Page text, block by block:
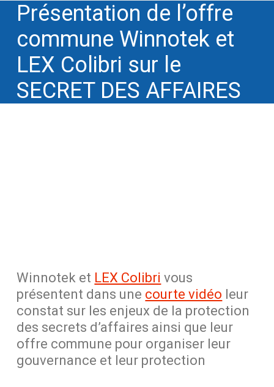
Présentation de l’offre
commune Winnotek et
LEX Colibri sur le
SECRET DES AFFAIRES
Winnotek et LEX Colibri vous
présentent dans une courte vidéo leur
constat sur les enjeux de la protection
des secrets d’affaires ainsi que leur
offre commune pour organiser leur
gouvernance et leur protection